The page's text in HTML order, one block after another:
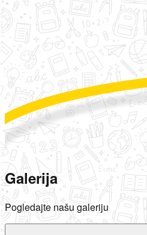
Galerija
Pogledajte našu galeriju